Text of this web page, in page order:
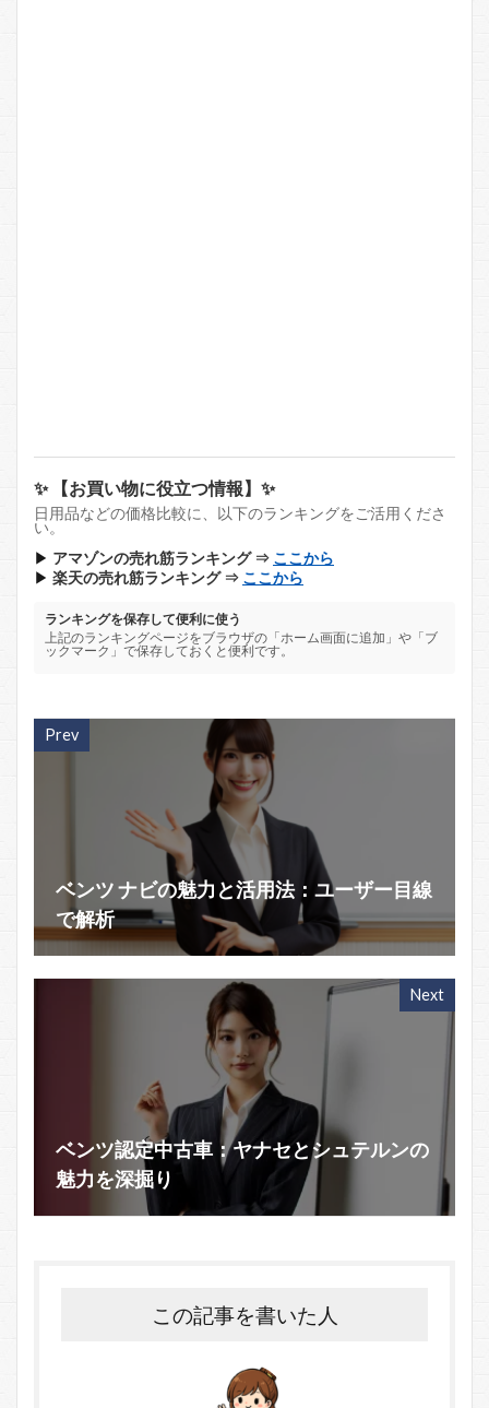
✨ 【お買い物に役立つ情報】✨
日用品などの価格比較に、以下のランキングをご活用くださ
い。
▶ アマゾンの売れ筋ランキング ⇒ ここから
▶ 楽天の売れ筋ランキング ⇒ ここから
ランキングを保存して便利に使う
上記のランキングページをブラウザの「ホーム画面に追加」や「ブ
ックマーク」で保存しておくと便利です。
Prev
ベンツ ナビの魅力と活用法：ユーザー目線
で解析
Next
ベンツ認定中古車：ヤナセとシュテルンの
魅力を深掘り
この記事を書いた人